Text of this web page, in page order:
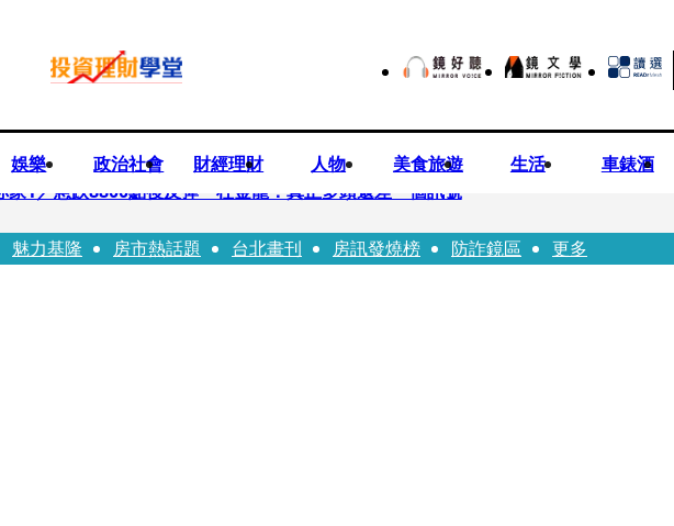
娛樂 政治社會 財經理財 人物 美食旅遊 生活 車錶酒
家1／急跌8800點後反彈 杜金龍：真正多頭還差一個訊號
／一起往好命路出發 唐綺陽
魅力基隆 房市熱話題 台北畫刊 房訊發燒榜 防詐鏡區 更多